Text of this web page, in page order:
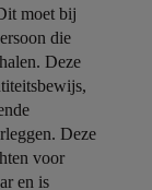
moet bij
die
Deze
Deze
voor
en is